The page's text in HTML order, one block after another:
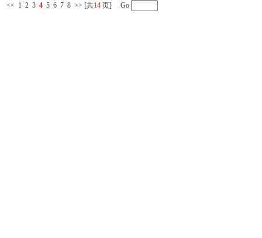
<< 1 2 3 4 5 6 7 8 >> [共14 页] Go